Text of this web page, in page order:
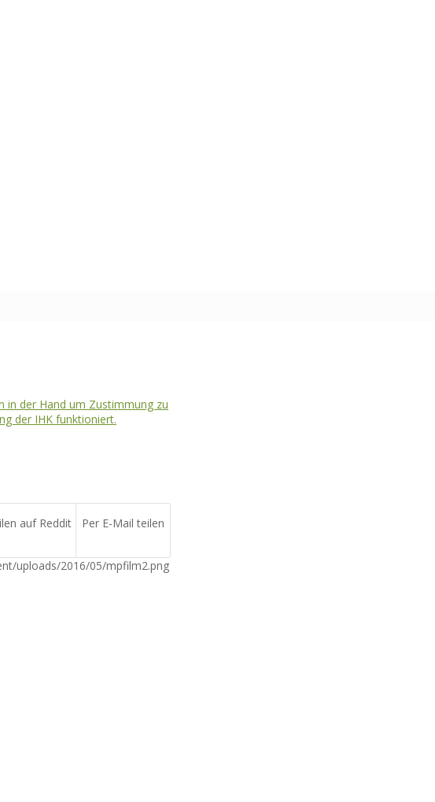
auf Reddit Per E-Mail teilen
uploads/2016/05/mpfilm2.png